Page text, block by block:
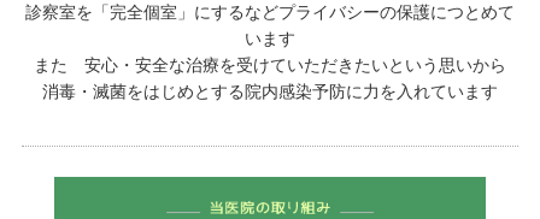
診察室を「完全個室」にするなどプライバシーの保護につとめて
います
また 安心・安全な治療を受けていただきたいという思いから
消毒・滅菌をはじめとする院内感染予防に力を入れています